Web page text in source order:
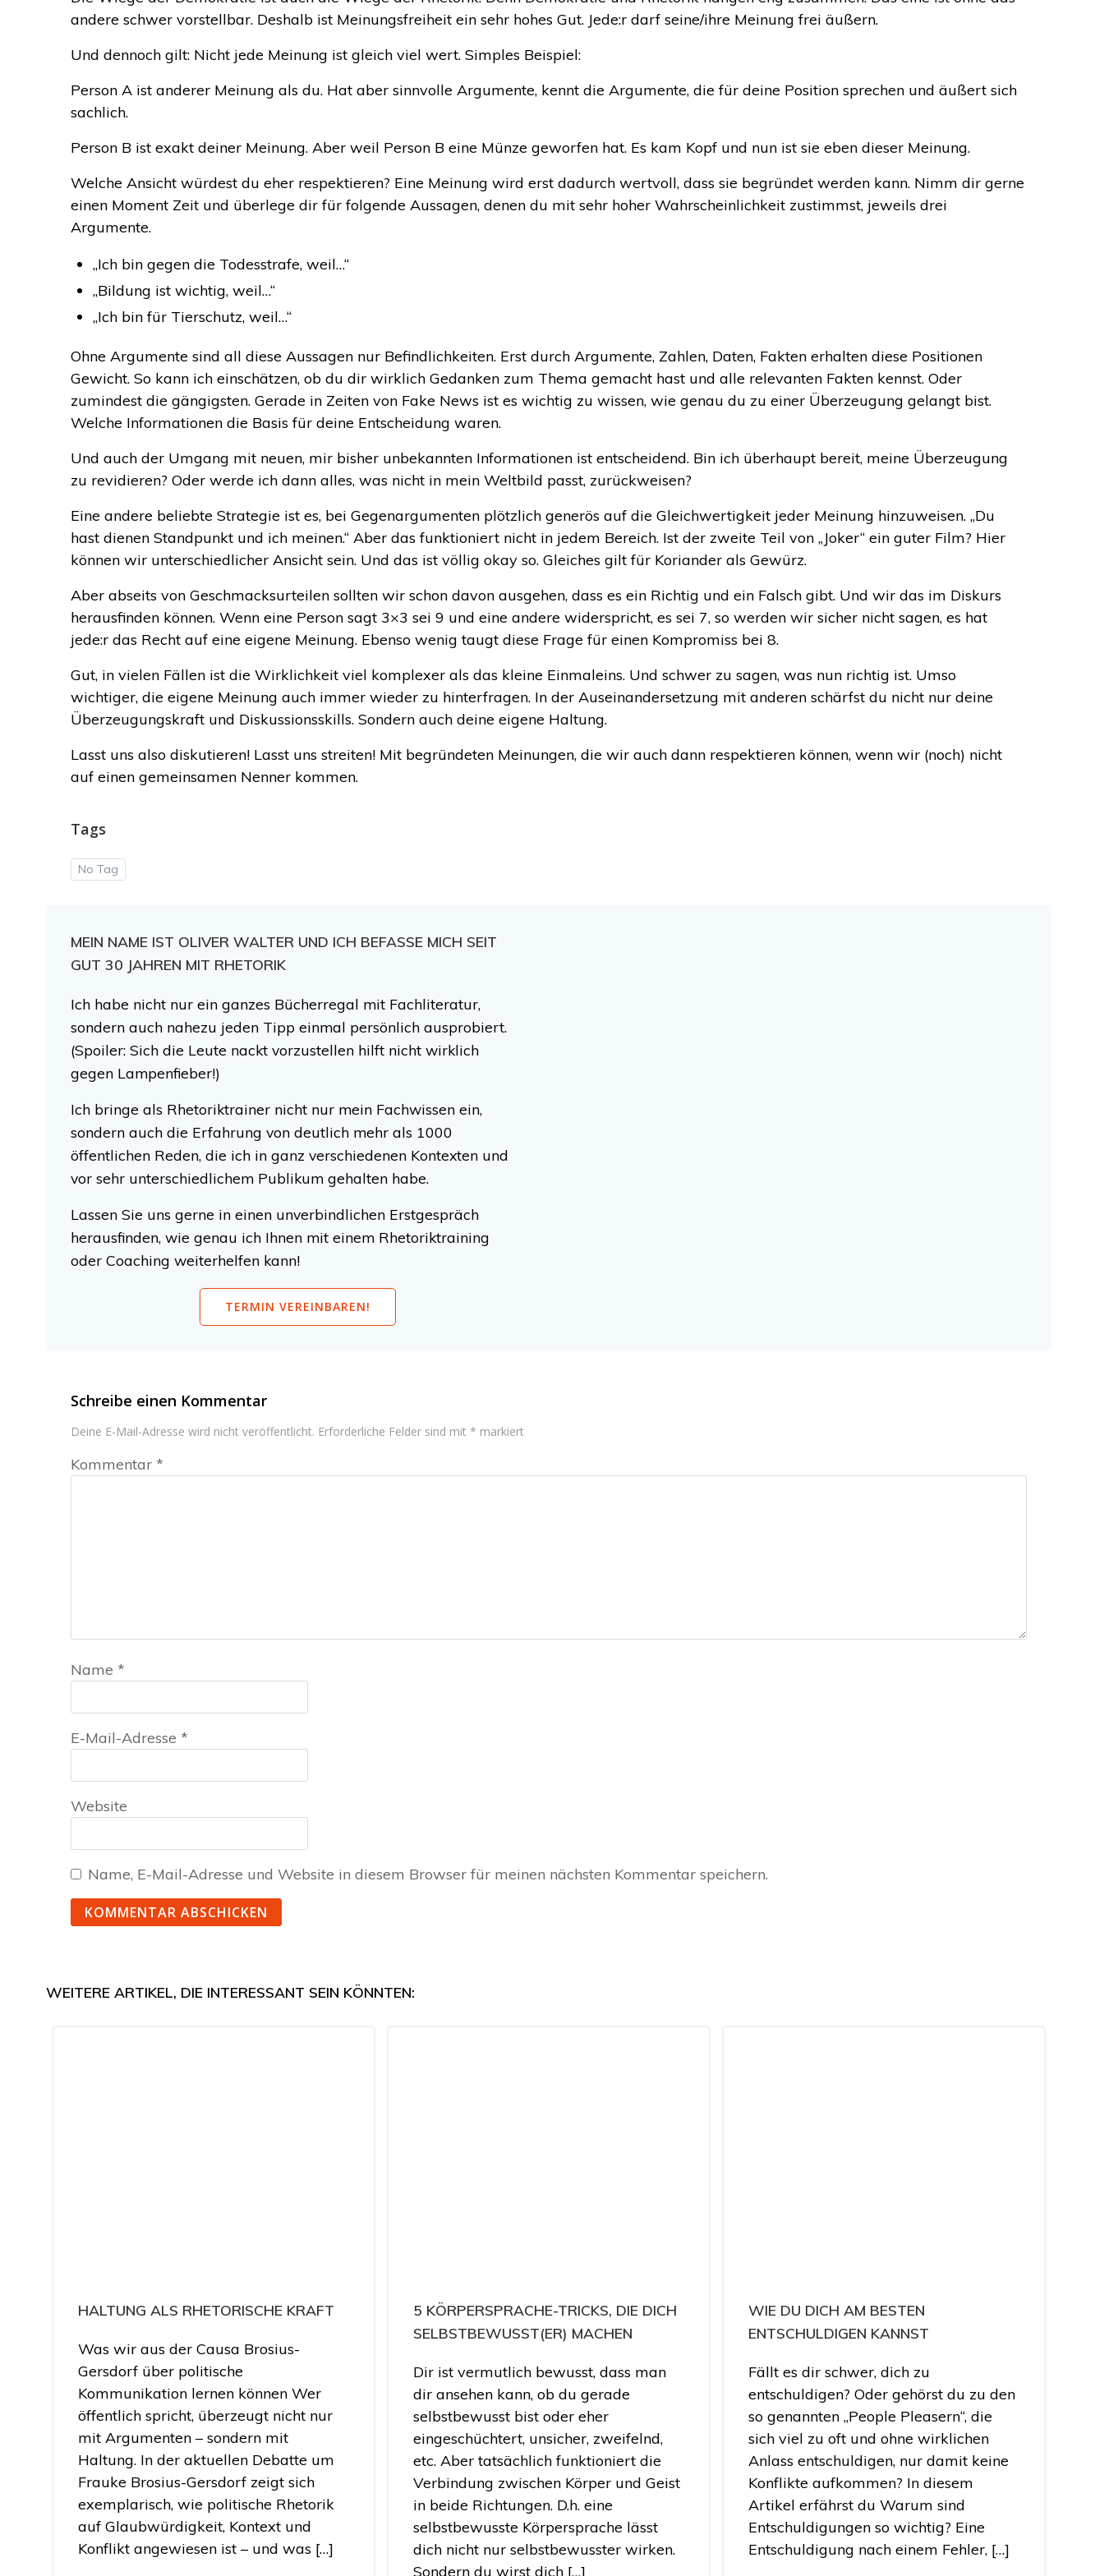
andere schwer vorstellbar. Deshalb ist Meinungsfreiheit ein sehr hohes Gut. Jede:r darf seine/ihre Meinung frei äußern.
Und dennoch gilt: Nicht jede Meinung ist gleich viel wert. Simples Beispiel:
Person A ist anderer Meinung als du. Hat aber sinnvolle Argumente, kennt die Argumente, die für deine Position sprechen und äußert sich
sachlich.
Person B ist exakt deiner Meinung. Aber weil Person B eine Münze geworfen hat. Es kam Kopf und nun ist sie eben dieser Meinung.
Welche Ansicht würdest du eher respektieren? Eine Meinung wird erst dadurch wertvoll, dass sie begründet werden kann. Nimm dir gerne
einen Moment Zeit und überlege dir für folgende Aussagen, denen du mit sehr hoher Wahrscheinlichkeit zustimmst, jeweils drei
Argumente.
„Ich bin gegen die Todesstrafe, weil…“
„Bildung ist wichtig, weil…“
„Ich bin für Tierschutz, weil…“
Ohne Argumente sind all diese Aussagen nur Befindlichkeiten. Erst durch Argumente, Zahlen, Daten, Fakten erhalten diese Positionen
Gewicht. So kann ich einschätzen, ob du dir wirklich Gedanken zum Thema gemacht hast und alle relevanten Fakten kennst. Oder
zumindest die gängigsten. Gerade in Zeiten von Fake News ist es wichtig zu wissen, wie genau du zu einer Überzeugung gelangt bist.
Welche Informationen die Basis für deine Entscheidung waren.
Und auch der Umgang mit neuen, mir bisher unbekannten Informationen ist entscheidend. Bin ich überhaupt bereit, meine Überzeugung
zu revidieren? Oder werde ich dann alles, was nicht in mein Weltbild passt, zurückweisen?
Eine andere beliebte Strategie ist es, bei Gegenargumenten plötzlich generös auf die Gleichwertigkeit jeder Meinung hinzuweisen. „Du
hast dienen Standpunkt und ich meinen.“ Aber das funktioniert nicht in jedem Bereich. Ist der zweite Teil von „Joker“ ein guter Film? Hier
können wir unterschiedlicher Ansicht sein. Und das ist völlig okay so. Gleiches gilt für Koriander als Gewürz.
Aber abseits von Geschmacksurteilen sollten wir schon davon ausgehen, dass es ein Richtig und ein Falsch gibt. Und wir das im Diskurs
herausfinden können. Wenn eine Person sagt 3×3 sei 9 und eine andere widerspricht, es sei 7, so werden wir sicher nicht sagen, es hat
jede:r das Recht auf eine eigene Meinung. Ebenso wenig taugt diese Frage für einen Kompromiss bei 8.
Gut, in vielen Fällen ist die Wirklichkeit viel komplexer als das kleine Einmaleins. Und schwer zu sagen, was nun richtig ist. Umso
wichtiger, die eigene Meinung auch immer wieder zu hinterfragen. In der Auseinandersetzung mit anderen schärfst du nicht nur deine
Überzeugungskraft und Diskussionsskills. Sondern auch deine eigene Haltung.
Lasst uns also diskutieren! Lasst uns streiten! Mit begründeten Meinungen, die wir auch dann respektieren können, wenn wir (noch) nicht
auf einen gemeinsamen Nenner kommen.
Tags
No Tag
MEIN NAME IST OLIVER WALTER UND ICH BEFASSE MICH SEIT
GUT 30 JAHREN MIT RHETORIK
Ich habe nicht nur ein ganzes Bücherregal mit Fachliteratur,
sondern auch nahezu jeden Tipp einmal persönlich ausprobiert.
(Spoiler: Sich die Leute nackt vorzustellen hilft nicht wirklich
gegen Lampenfieber!)
Ich bringe als Rhetoriktrainer nicht nur mein Fachwissen ein,
sondern auch die Erfahrung von deutlich mehr als 1000
öffentlichen Reden, die ich in ganz verschiedenen Kontexten und
vor sehr unterschiedlichem Publikum gehalten habe.
Lassen Sie uns gerne in einen unverbindlichen Erstgespräch
herausfinden, wie genau ich Ihnen mit einem Rhetoriktraining
oder Coaching weiterhelfen kann!
TERMIN VEREINBAREN!
Schreibe einen Kommentar
Deine E-Mail-Adresse wird nicht veröffentlicht. Erforderliche Felder sind mit * markiert
Kommentar *
Name *
E-Mail-Adresse *
Website
Name, E-Mail-Adresse und Website in diesem Browser für meinen nächsten Kommentar speichern.
WEITERE ARTIKEL, DIE INTERESSANT SEIN KÖNNTEN:
HALTUNG ALS RHETORISCHE KRAFT
Was wir aus der Causa Brosius-
Gersdorf über politische
Kommunikation lernen können Wer
öffentlich spricht, überzeugt nicht nur
mit Argumenten – sondern mit
Haltung. In der aktuellen Debatte um
Frauke Brosius-Gersdorf zeigt sich
exemplarisch, wie politische Rhetorik
auf Glaubwürdigkeit, Kontext und
Konflikt angewiesen ist – und was […]
5 KÖRPERSPRACHE-TRICKS, DIE DICH
SELBSTBEWUSST(ER) MACHEN
Dir ist vermutlich bewusst, dass man
dir ansehen kann, ob du gerade
selbstbewusst bist oder eher
eingeschüchtert, unsicher, zweifelnd,
etc. Aber tatsächlich funktioniert die
Verbindung zwischen Körper und Geist
in beide Richtungen. D.h. eine
selbstbewusste Körpersprache lässt
dich nicht nur selbstbewusster wirken.
Sondern du wirst dich […]
WIE DU DICH AM BESTEN
ENTSCHULDIGEN KANNST
Fällt es dir schwer, dich zu
entschuldigen? Oder gehörst du zu den
so genannten „People Pleasern“, die
sich viel zu oft und ohne wirklichen
Anlass entschuldigen, nur damit keine
Konflikte aufkommen? In diesem
Artikel erfährst du Warum sind
Entschuldigungen so wichtig? Eine
Entschuldigung nach einem Fehler, […]